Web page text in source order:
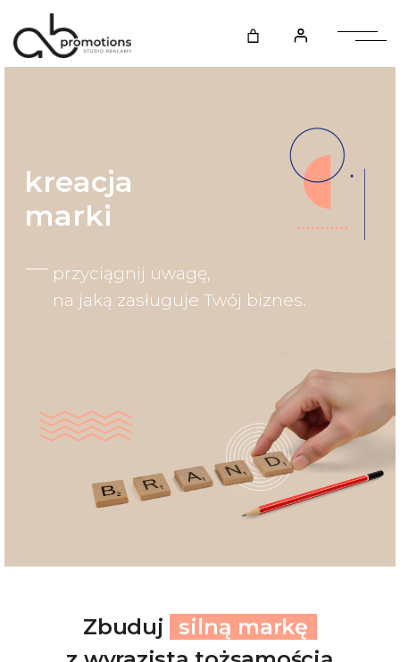
kreacja
marki
przyciągnij uwagę,
na jaką zasługuje Twój biznes.
Zbuduj
silną markę